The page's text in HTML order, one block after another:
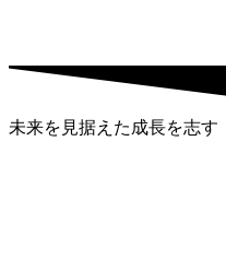
未来を見据えた成長を志す